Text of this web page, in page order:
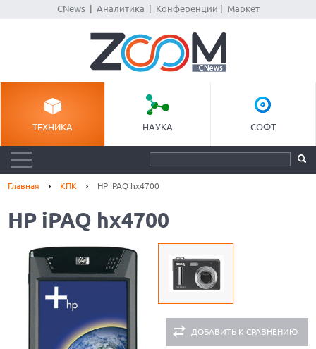
CNews| Аналитика Конференции Маркет
ТЕХНИКА НАУКА СОФТ
Главная КПК HP iPAQ hx4700
HP iPAQ hx4700
ДОБАВИТЬ К СРАВНЕНИЮ